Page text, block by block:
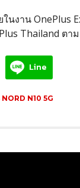
งาน OnePlus
Thailand ตา
Line
N10 5G